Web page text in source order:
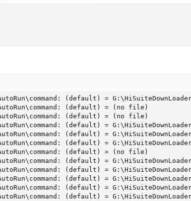
(default) =
(default) = (no file)
(default) = (no file)
(default) =
(default) =
(default) =
(default) = (no file)
(default) =
(default) =
(default) =
(default) =
(default) =